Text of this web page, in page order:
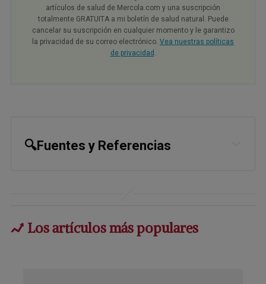
artículos de salud de Mercola.com y una suscripción
totalmente GRATUITA a mi boletín de salud natural. Puede
cancelar su suscripción en cualquier momento y le garantizo
la privacidad de su correo electrónico. Vea nuestras políticas
de privacidad .
🔍Fuentes y Referencias
Science Direct Vol. 52, Issue 24,
Los artículos más populares